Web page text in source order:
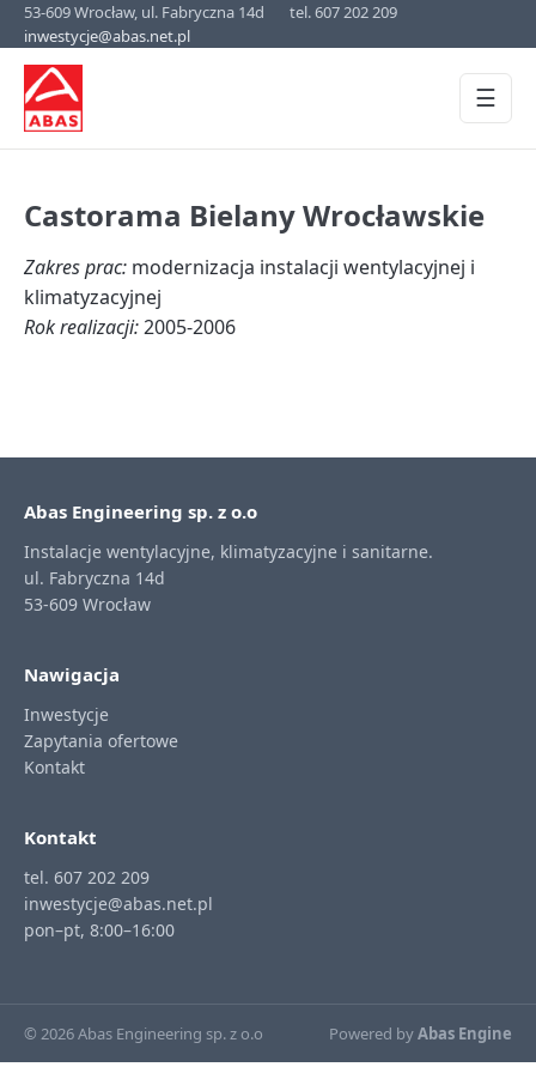
53-609 Wrocław, ul. Fabryczna 14d
tel. 607 202 209
inwestycje@abas.net.pl
☰
Castorama Bielany Wrocławskie
Zakres prac: modernizacja instalacji wentylacyjnej i
klimatyzacyjnej
Rok realizacji:2005-2006
Abas Engineering sp. z o.o
Instalacje wentylacyjne, klimatyzacyjne i sanitarne.
ul. Fabryczna 14d
53-609 Wrocław
Nawigacja
Inwestycje
Zapytania ofertowe
Kontakt
Kontakt
tel. 607 202 209
inwestycje@abas.net.pl
pon–pt, 8:00–16:00
© 2026 Abas Engineering sp. z o.o Powered byAbas Engine